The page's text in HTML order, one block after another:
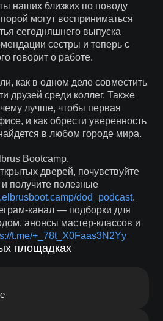
наших близких по поводу
могут восприниматься
сегодняшнего выпуска
сестры и теперь с
говорит о работе.
как в одном деле совместить
друзей среди коллег. Также
лучше, чтобы первая
и как обрести уверенность
в любом городе мира.
Bootcamp.
дверей, почувствуйте
получите полезные
dod_podcast.
канал — подборки для
анонсы мастер-классов и
t.me/+_78t_X0Faas3N2Yy
площадках